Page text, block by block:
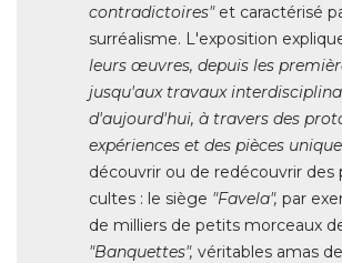
contradictoires"et caractérisé
surréalisme. L'exposition
leurs œuvres, depuis les
jusqu'aux travaux
d'aujourd'hui, à travers des
expériences et des pièces
découvrir ou de redécouvrir des
cultes : le siège "Favela", par
de milliers de petits morceaux
"Banquettes", véritables amas